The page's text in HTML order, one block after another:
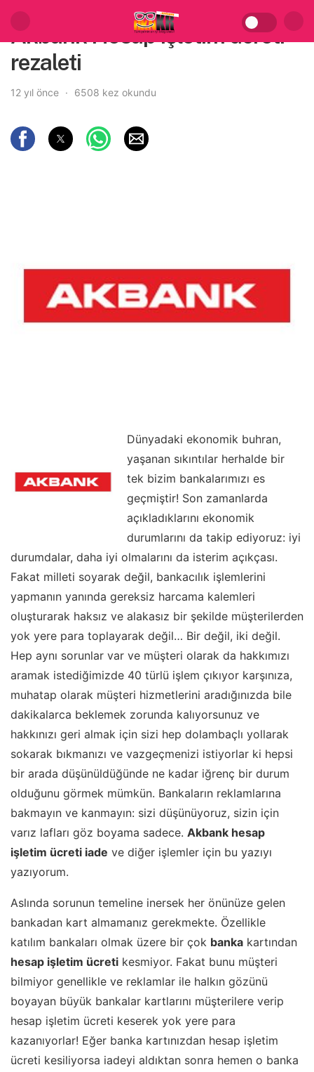
Akbank Hesap işletim ücreti
rezaleti
12 yıl önce 6508 kez okundu
Dünyadaki ekonomik buhran,
yaşanan sıkıntılar herhalde bir
tek bizim bankalarımızı es
geçmiştir! Son zamanlarda
açıkladıklarını ekonomik
durumlarını da takip ediyoruz: iyi
durumdalar, daha iyi olmalarını da isterim açıkçası.
Fakat milleti soyarak değil, bankacılık işlemlerini
yapmanın yanında gereksiz harcama kalemleri
oluşturarak haksız ve alakasız bir şekilde müşterilerden
yok yere para toplayarak değil… Bir değil, iki değil.
Hep aynı sorunlar var ve müşteri olarak da hakkımızı
aramak istediğimizde 40 türlü işlem çıkıyor karşınıza,
muhatap olarak müşteri hizmetlerini aradığınızda bile
dakikalarca beklemek zorunda kalıyorsunuz ve
hakkınızı geri almak için sizi hep dolambaçlı yollarak
sokarak bıkmanızı ve vazgeçmenizi istiyorlar ki hepsi
bir arada düşünüldüğünde ne kadar iğrenç bir durum
olduğunu görmek mümkün. Bankaların reklamlarına
bakmayın ve kanmayın: sizi düşünüyoruz, sizin için
varız lafları göz boyama sadece. Akbank hesap
işletim ücreti iade ve diğer işlemler için bu yazıyı
yazıyorum.
Aslında sorunun temeline inersek her önünüze gelen
bankadan kart almamanız gerekmekte. Özellikle
katılım bankaları olmak üzere bir çok banka kartından
hesap işletim ücreti kesmiyor. Fakat bunu müşteri
bilmiyor genellikle ve reklamlar ile halkın gözünü
boyayan büyük bankalar kartlarını müşterilere verip
hesap işletim ücreti keserek yok yere para
kazanıyorlar! Eğer banka kartınızdan hesap işletim
ücreti kesiliyorsa iadeyi aldıktan sonra hemen o banka